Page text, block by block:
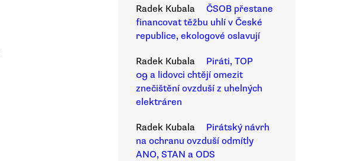
Radek Kubala
ČSOB přestane
financovat těžbu uhlí v České
republice, ekologové oslavují
Radek Kubala
Piráti, TOP
09 a lidovci chtějí omezit
znečištění ovzduší z uhelných
elektráren
Radek Kubala
Pirátský návrh
na ochranu ovzduší odmítly
ANO, STAN a ODS